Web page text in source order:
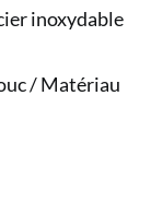
inoxydable
/ Matériau